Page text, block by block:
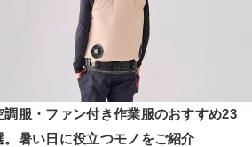
調服・ファン付き作業服のおすすめ23
。暑い日に役立つモノをご紹介